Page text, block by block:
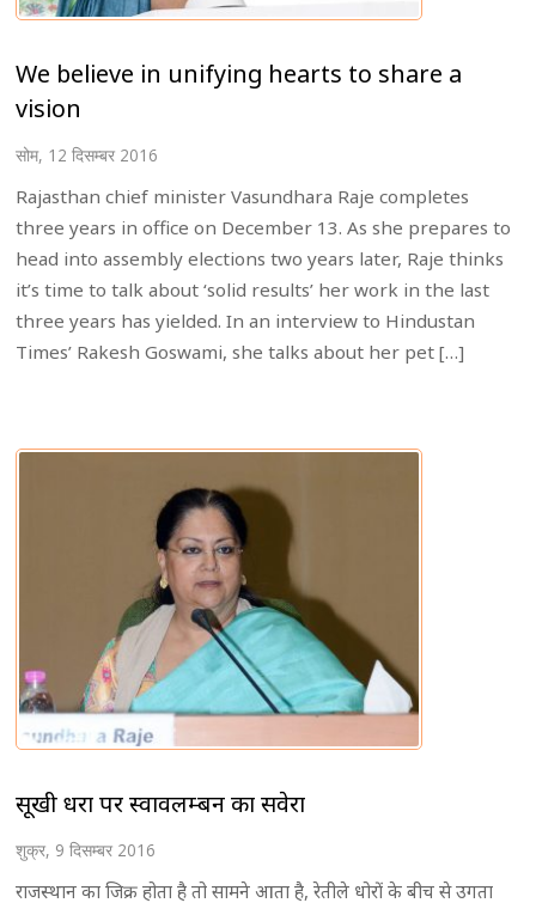
We believe in unifying hearts to share a
vision
सोम, 12 दिसम्बर 2016
Rajasthan chief minister Vasundhara Raje completes
three years in office on December 13. As she prepares to
head into assembly elections two years later, Raje thinks
it’s time to talk about ‘solid results’ her work in the last
three years has yielded. In an interview to Hindustan
Times’ Rakesh Goswami, she talks about her pet […]
सूखी धरा पर स्वावलम्बन का सवेरा
शुक्र, 9 दिसम्बर 2016
राजस्थान का जिक्र होता है तो सामने आता है, रेतीले धोरों के बीच से उगता